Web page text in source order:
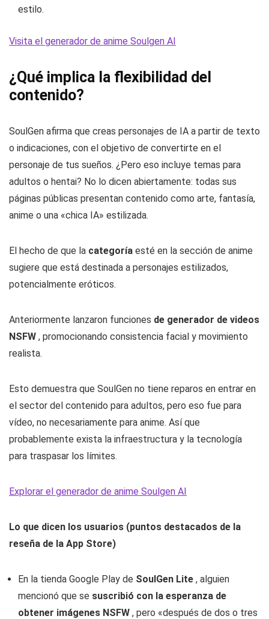
estilo.
Visita el generador de anime Soulgen AI
¿Qué implica la flexibilidad del
contenido?
SoulGen afirma que creas personajes de IA a partir de texto
o indicaciones, con el objetivo de convertirte en el
personaje de tus sueños. ¿Pero eso incluye temas para
adultos o hentai? No lo dicen abiertamente: todas sus
páginas públicas presentan contenido como arte, fantasía,
anime o una «chica IA» estilizada.
El hecho de que la categoría esté en la sección de anime
sugiere que está destinada a personajes estilizados,
potencialmente eróticos.
Anteriormente lanzaron funciones de generador de videos
NSFW , promocionando consistencia facial y movimiento
realista.
Esto demuestra que SoulGen no tiene reparos en entrar en
el sector del contenido para adultos, pero eso fue para
vídeo, no necesariamente para anime. Así que
probablemente exista la infraestructura y la tecnología
para traspasar los límites.
Explorar el generador de anime Soulgen AI
Lo que dicen los usuarios (puntos destacados de la
reseña de la App Store)
En la tienda Google Play de SoulGen Lite , alguien
mencionó que se suscribió con la esperanza de
obtener imágenes NSFW , pero «después de dos o tres